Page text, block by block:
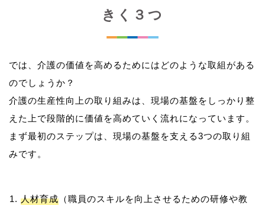
きく３つ
では、介護の価値を高めるためにはどのような取組がある
のでしょうか？
介護の生産性向上の取り組みは、現場の基盤をしっかり整
えた上で段階的に価値を高めていく流れになっています。
まず最初のステップは、現場の基盤を支える3つの取り組
人材育成 （職員のスキルを向上させるための研修や教